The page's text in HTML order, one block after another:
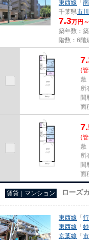
東西線 「
千葉県市
7.3万円～
築年数：
階数：6階
(
敷
所
間
面
(
敷
所
間
面
賃貸｜マンション ローズ
東西線 「
東西線 「
京葉線 「